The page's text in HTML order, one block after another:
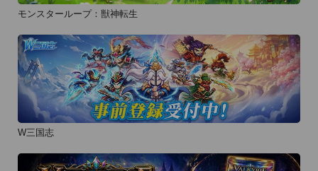
モンスターループ：獣神転生
W三国志